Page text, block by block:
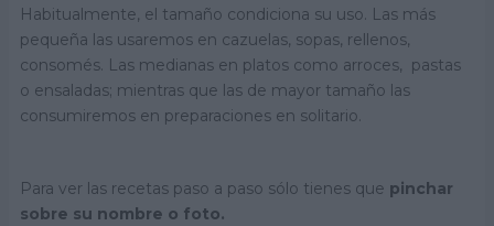
Habitualmente, el tamaño condiciona su uso. Las más
pequeña las usaremos en cazuelas, sopas, rellenos,
consomés. Las medianas en platos como arroces, pastas
o ensaladas; mientras que las de mayor tamaño las
consumiremos en preparaciones en solitario.
Para ver las recetas paso a paso sólo tienes que pinchar
sobre su nombre o foto.